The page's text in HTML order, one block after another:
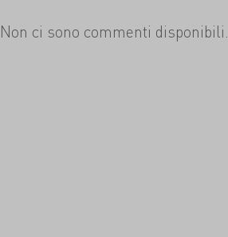
Non ci sono commenti disponibili.